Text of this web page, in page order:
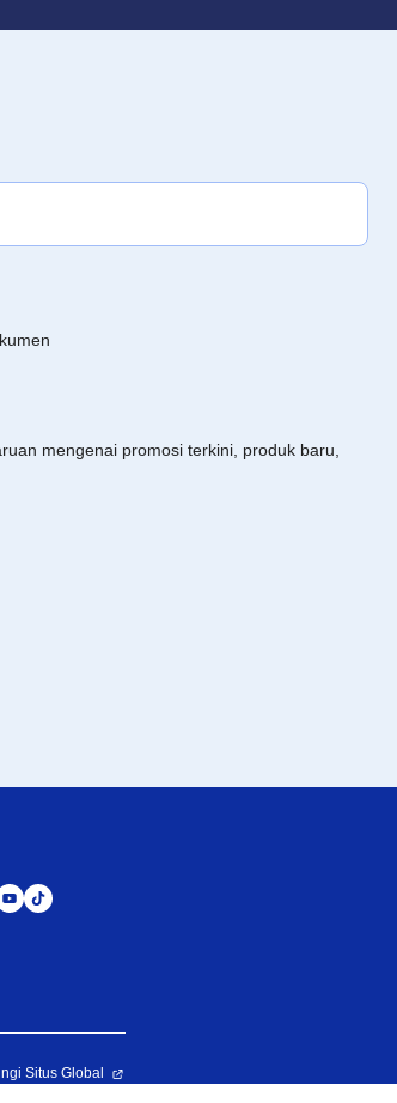
mengenai promosi terkini, produk baru,
Situs Global